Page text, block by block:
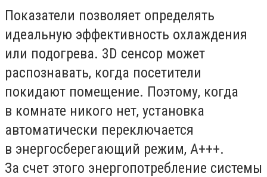
Показатели позволяет определять
идеальную эффективность охлаждения
или подогрева. 3D сенсор может
распознавать, когда посетители
покидают помещение. Поэтому, когда
в комнате никого нет, установка
автоматически переключается
в энергосберегающий режим, А+++.
За счет этого энергопотребление системы